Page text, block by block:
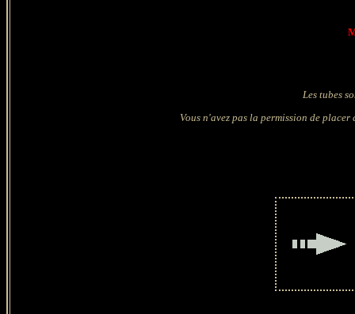
Les tubes
Vous n'avez pas la permission de